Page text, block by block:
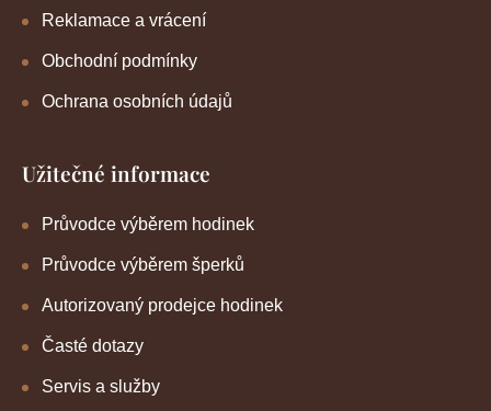
Reklamace a vrácení
Obchodní podmínky
Ochrana osobních údajů
Užitečné informace
Průvodce výběrem hodinek
Průvodce výběrem šperků
Autorizovaný prodejce hodinek
Časté dotazy
Servis a služby